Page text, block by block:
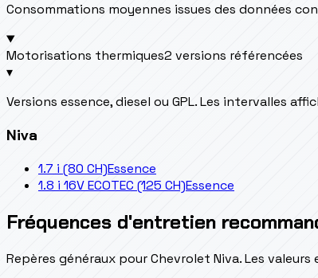
Consommations moyennes issues des données
Motorisations thermiques2 versions référencées
▾
Versions essence, diesel ou GPL. Les intervalles
Niva
1.7 i (80 CH)Essence
1.8 i 16V ECOTEC (125 CH)Essence
Fréquences d'entretien
Repères généraux pour Chevrolet Niva. Les